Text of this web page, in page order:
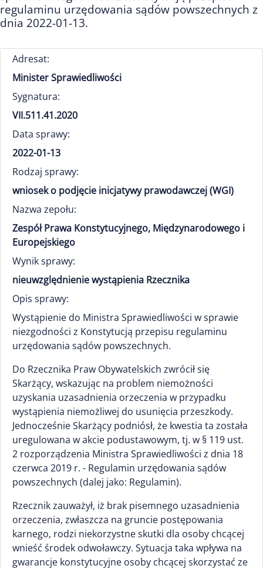
regulaminu urzędowania sądów powszechnych z
dnia 2022-01-13.
Adresat:
Minister Sprawiedliwości
Sygnatura:
VII.511.41.2020
Data sprawy:
2022-01-13
Rodzaj sprawy:
wniosek o podjęcie inicjatywy prawodawczej (WGI)
Nazwa zepołu:
Zespół Prawa Konstytucyjnego, Międzynarodowego i
Europejskiego
Wynik sprawy:
nieuwzględnienie wystąpienia Rzecznika
Opis sprawy:
Wystąpienie do Ministra Sprawiedliwości w sprawie
niezgodności z Konstytucją przepisu regulaminu
urzędowania sądów powszechnych.
Do Rzecznika Praw Obywatelskich zwrócił się
Skarżący, wskazując na problem niemożności
uzyskania uzasadnienia orzeczenia w przypadku
wystąpienia niemożliwej do usunięcia przeszkody.
Jednocześnie Skarżący podniósł, że kwestia ta została
uregulowana w akcie podustawowym, tj. w § 119 ust.
2 rozporządzenia Ministra Sprawiedliwości z dnia 18
czerwca 2019 r. - Regulamin urzędowania sądów
powszechnych (dalej jako: Regulamin).
Rzecznik zauważył, iż brak pisemnego uzasadnienia
orzeczenia, zwłaszcza na gruncie postępowania
karnego, rodzi niekorzystne skutki dla osoby chcącej
wnieść środek odwoławczy. Sytuacja taka wpływa na
gwarancje konstytucyjne osoby chcącej skorzystać ze